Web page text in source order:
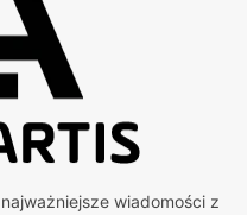
wiadomości z